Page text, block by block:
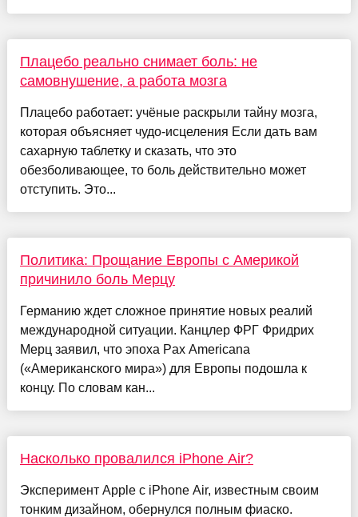
Плацебо реально снимает боль: не
самовнушение, а работа мозга
Плацебо работает: учёные раскрыли тайну мозга,
которая объясняет чудо-исцеления Если дать вам
сахарную таблетку и сказать, что это
обезболивающее, то боль действительно может
отступить. Это...
Политика: Прощание Европы с Америкой
причинило боль Мерцу
Германию ждет сложное принятие новых реалий
международной ситуации. Канцлер ФРГ Фридрих
Мерц заявил, что эпоха Pax Americana
(«Американского мира») для Европы подошла к
концу. По словам кан...
Насколько провалился iPhone Air?
Эксперимент Apple с iPhone Air, известным своим
тонким дизайном, обернулся полным фиаско.